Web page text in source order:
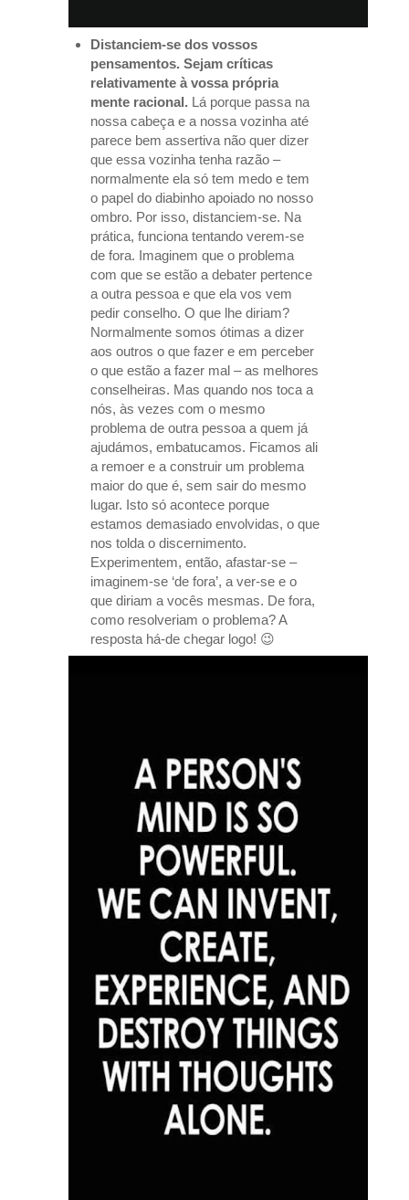
Distanciem-se dos vossos
pensamentos. Sejam críticas
relativamente à vossa própria
mente racional. Lá porque passa na
nossa cabeça e a nossa vozinha até
parece bem assertiva não quer dizer
que essa vozinha tenha razão –
normalmente ela só tem medo e tem
o papel do diabinho apoiado no nosso
ombro. Por isso, distanciem-se. Na
prática, funciona tentando verem-se
de fora. Imaginem que o problema
com que se estão a debater pertence
a outra pessoa e que ela vos vem
pedir conselho. O que lhe diriam?
Normalmente somos ótimas a dizer
aos outros o que fazer e em perceber
o que estão a fazer mal – as melhores
conselheiras. Mas quando nos toca a
nós, às vezes com o mesmo
problema de outra pessoa a quem já
ajudámos, embatucamos. Ficamos ali
a remoer e a construir um problema
maior do que é, sem sair do mesmo
lugar. Isto só acontece porque
estamos demasiado envolvidas, o que
nos tolda o discernimento.
Experimentem, então, afastar-se –
imaginem-se ‘de fora’, a ver-se e o
que diriam a vocês mesmas. De fora,
como resolveriam o problema? A
resposta há-de chegar logo! 😉